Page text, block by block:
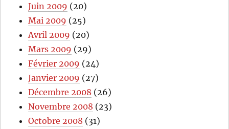
Juin 2009 (20)
Mai 2009 (25)
Avril 2009 (20)
Mars 2009 (29)
Février 2009 (24)
Janvier 2009 (27)
Décembre 2008 (26)
Novembre 2008 (23)
Octobre 2008 (31)